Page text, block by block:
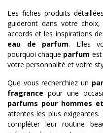
Les fiches produits
guideront dans votre
accords et les inspirations
eau de parfum. Elles
pourquoi chaque parfum
votre personnalité et votre
Que vous recherchiez un
fragrance pour une
parfums pour hommes
attentes les plus
compléter leur routine